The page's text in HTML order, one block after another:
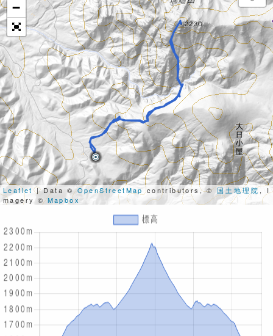
−
Leaflet | Data ©OpenStreetMap contributors, ©国土地理院, I
magery ©Mapbox